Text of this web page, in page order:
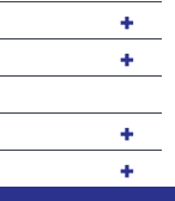
+
+
+
+